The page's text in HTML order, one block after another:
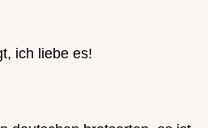
ich liebe es!